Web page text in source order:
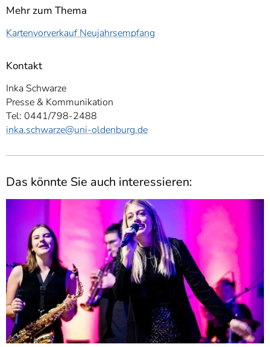
Mehr zum Thema
Kartenvorverkauf Neujahrsempfang
Kontakt
Inka Schwarze
Presse & Kommunikation
Tel: 0441/798-2488
inka.schwarze@uni-oldenburg.de
Das könnte Sie auch interessieren: